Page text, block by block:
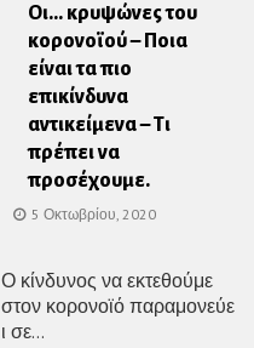
Οι… κρυψώνες του
κορονοϊού – Ποια
είναι τα πιο
επικίνδυνα
αντικείμενα – Τι
πρέπει να
προσέχουμε.
5 Οκτωβρίου, 2020
Ο κίνδυνος να εκτεθούμε
στον κορονοϊό παραμονεύε
ι σε...